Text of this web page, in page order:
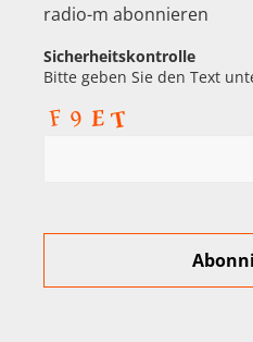
radio-m abonnieren
Sicherheitskontrolle
Bitte geben Sie den Text